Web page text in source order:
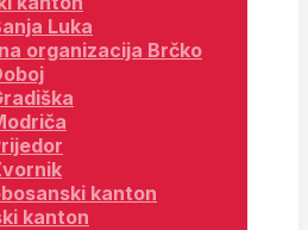
Luka
organizacija Brčko
kanton
kanton